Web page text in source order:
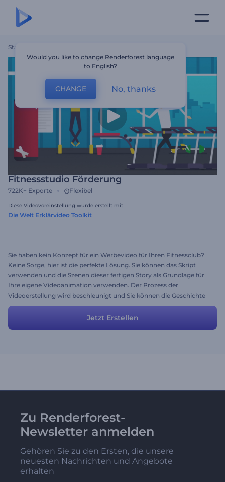
Startseite
Fitnessstudio Förderung
722K+ Exporte Flexibel
Diese Videovoreinstellung wurde erstellt mit
Die Welt Erklärvideo Toolkit
Sie haben kein Konzept für ein Werbevideo für Ihren Fitnessclub?
Keine Sorge, hier ist die perfekte Lösung. Sie können das Skript
verwenden und die Szenen dieser fertigen Story als Grundlage für
Ihre eigene Videoanimation verwenden. Der Prozess der
Videoerstellung wird beschleunigt und Sie können die Geschichte
Ihres Fitnessunternehmens bestmöglich erzählen. Die Szenen sind
anpassbar und Sie können Sie gerne verändern, um Ihr
gewünschtes Ergebnis zu erreichen.
Jetzt Erstellen
Zu Renderforest-
Newsletter anmelden
Gehören Sie zu den Ersten, die unsere
neuesten Nachrichten und Angebote
erhalten
Would you like to change Renderforest language
to English?
CHANGE No, thanks